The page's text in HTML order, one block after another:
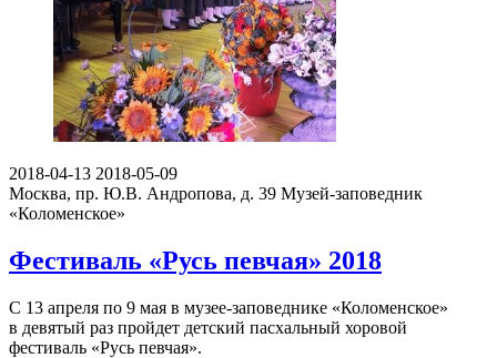
2018-04-13 2018-05-09
Москва, пр. Ю.В. Андропова, д. 39 Музей-заповедник
«Коломенское»
Фестиваль «Русь певчая» 2018
С 13 апреля по 9 мая в музее-заповеднике «Коломенское»
в девятый раз пройдет детский пасхальный хоровой
фестиваль «Русь певчая».